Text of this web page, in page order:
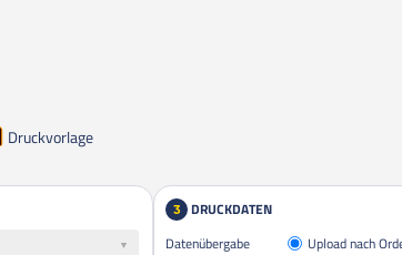
Druckvorlage
3
DRUCKDATEN
Datenübergabe
Upload nach